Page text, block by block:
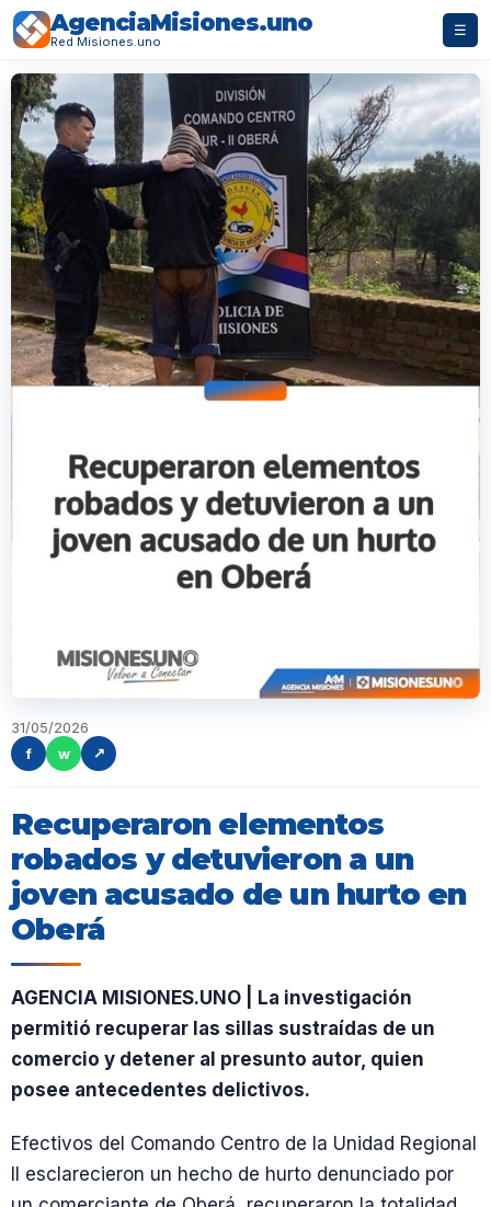
AgenciaMisiones.uno
Red Misiones.uno
☰
31/05/2026
f
w ↗
Recuperaron elementos
robados y detuvieron a un
joven acusado de un hurto en
Oberá
AGENCIA MISIONES.UNO | La investigación
permitió recuperar las sillas sustraídas de un
comercio y detener al presunto autor, quien
posee antecedentes delictivos.
Efectivos del Comando Centro de la Unidad Regional
II esclarecieron un hecho de hurto denunciado por